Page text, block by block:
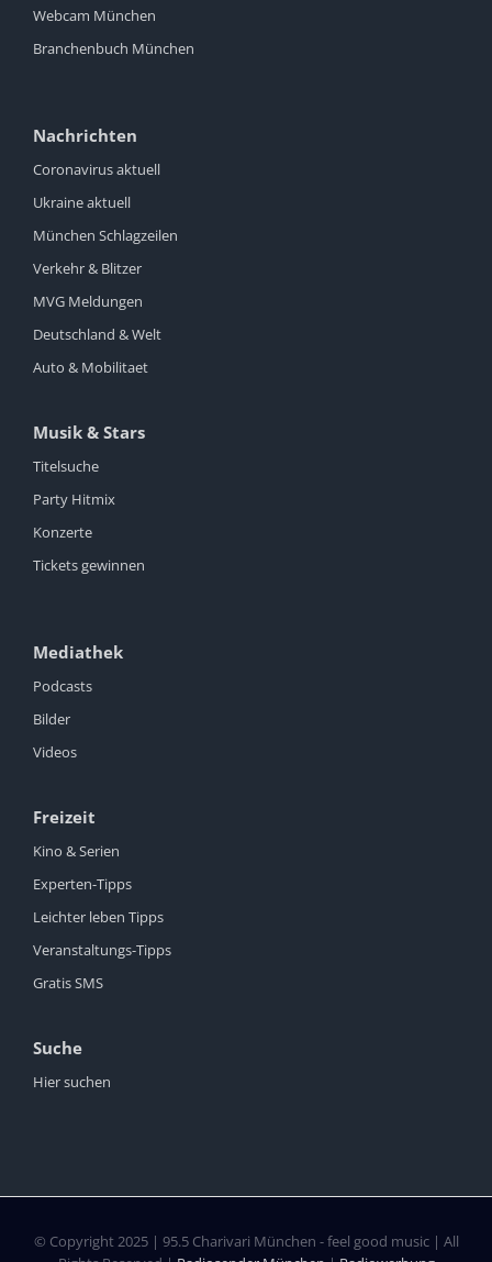
Webcam München
Branchenbuch München
Nachrichten
Coronavirus aktuell
Ukraine aktuell
München Schlagzeilen
Verkehr & Blitzer
MVG Meldungen
Deutschland & Welt
Auto & Mobilitaet
Musik & Stars
Titelsuche
Party Hitmix
Konzerte
Tickets gewinnen
Mediathek
Podcasts
Bilder
Videos
Freizeit
Kino & Serien
Experten-Tipps
Leichter leben Tipps
Veranstaltungs-Tipps
Gratis SMS
Suche
Hier suchen
© Copyright 2025 | 95.5 Charivari München - feel good music | All